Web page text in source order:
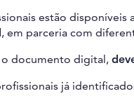
estão
, em parceria com
documento digital,
já